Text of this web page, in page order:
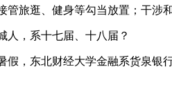
管旅逛、健身等勾当放置；干涉
，系十七届、十八届？
东北财经大学金融系货泉银行